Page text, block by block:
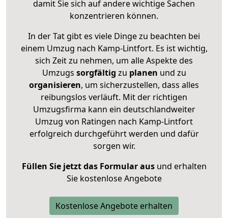
damit Sie sich auf andere wichtige Sachen
konzentrieren können.
In der Tat gibt es viele Dinge zu beachten bei
einem Umzug nach Kamp-Lintfort. Es ist wichtig,
sich Zeit zu nehmen, um alle Aspekte des
Umzugs sorgfältig zu planen und zu
organisieren, um sicherzustellen, dass alles
reibungslos verläuft. Mit der richtigen
Umzugsfirma kann ein deutschlandweiter
Umzug von Ratingen nach Kamp-Lintfort
erfolgreich durchgeführt werden und dafür
sorgen wir.
Füllen Sie jetzt das Formular ausund erhalten
Sie kostenlose Angebote
Kostenlose Angebote erhalten